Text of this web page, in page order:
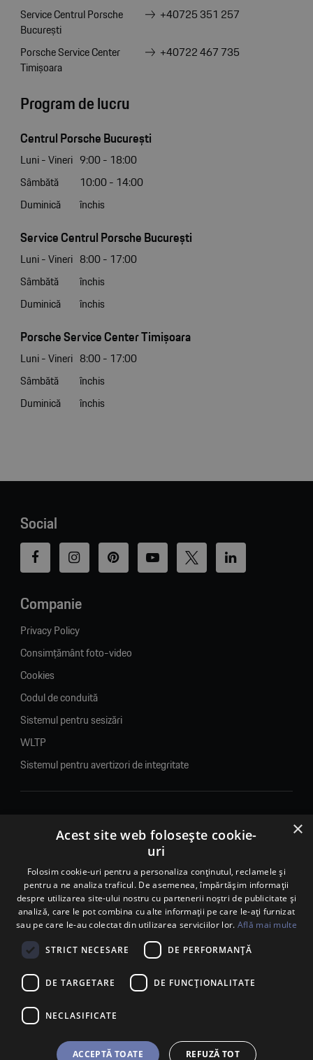
Service Centrul Porsche
București
+40725 351 257
Porsche Service Center
Timișoara
+40722 467 735
Program de lucru
Centrul Porsche București
Luni - Vineri 9:00 - 18:00
Sâmbătă
10:00 - 14:00
Duminică
închis
Service Centrul Porsche București
Luni - Vineri 8:00 - 17:00
Sâmbătă
închis
Duminică
închis
Porsche Service Center Timișoara
Luni - Vineri 8:00 - 17:00
Sâmbătă
închis
Duminică
închis
Social
Companie
Privacy Policy
Consimțământ foto-video
Cookies
Codul de conduită
Sistemul pentru sesizări
WLTP
Sistemul pentru avertizori de integritate
© 2026. Porsche Inter Auto Romania. Toate drepturile rezervate.
Porsche Inter Auto Romania SRL
RO22188461 J2007002067233
B-dul Pipera, nr. 2, Sala 1, Etaj 2, Voluntari, jud.Ilfov - sediu
social
B-dul Pipera, nr. 1/X, Centrul Porsche București – PCB,
Voluntari, jud. Ilfov – punct de lucru
Calea Lugojului, nr. 136, loc. Ghiroda, jud. Timiș – punct de
×
Acest site web folosește cookie-
uri
Folosim cookie-uri pentru a personaliza conținutul, reclamele și
pentru a ne analiza traficul. De asemenea, împărtășim informații
despre utilizarea site-ului nostru cu partenerii noștri de publicitate și
analiză, care le pot combina cu alte informații pe care le-ați furnizat
sau pe care le-au colectat din utilizarea serviciilor lor. Află mai multe
STRICT NECESARE DE PERFORMANȚĂ
DE TARGETARE DE FUNCŢIONALITATE
NECLASIFICATE
ACCEPTĂ TOATE REFUZĂ TOT